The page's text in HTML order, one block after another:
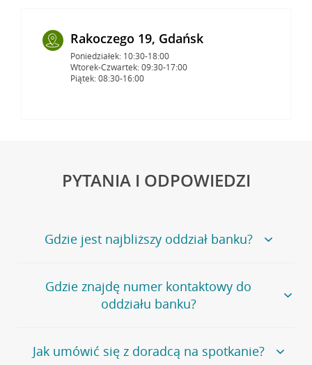
Rakoczego 19, Gdańsk
Poniedziałek: 10:30-18:00
Wtorek-Czwartek: 09:30-17:00
Piątek: 08:30-16:00
PYTANIA I ODPOWIEDZI
Gdzie jest najbliższy oddział banku?
Jeśli szukasz oddziału naszego banku, zapraszamy na
stronęPlacówki i bankomaty, na której znajduje się
wygodna wyszukiwarka.
oddziałów
Gdzie znajdę numer kontaktowy do
oddziału banku?
Bank Credit Agricole nie udostępnia ogólnego numeru
telefonu do placówki bankowej.
Jak umówić się z doradcą na spotkanie?